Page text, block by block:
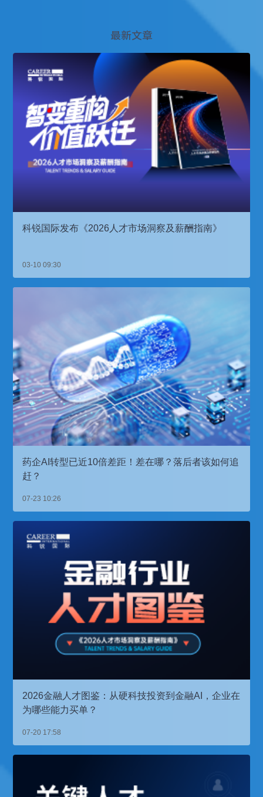
最新文章
科锐国际发布《2026人才市场洞察及薪酬指南》
03-10 09:30
药企AI转型已近10倍差距！差在哪？落后者该如何追
赶？
07-23 10:26
2026金融人才图鉴：从硬科技投资到金融AI，企业在
为哪些能力买单？
07-20 17:58